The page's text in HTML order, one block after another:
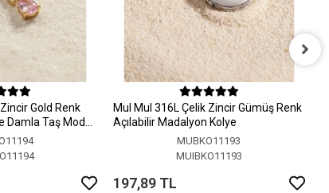
Gold Renk
Damla Taş Model
MuI MuI 316L Çelik Zincir Gümüş Renk
Açılabilir Madalyon Kolye
MUBKO11193
MUIBKO11193
197,89 TL